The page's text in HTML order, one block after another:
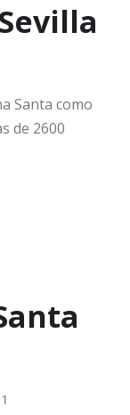
Santa como
de 2600
1